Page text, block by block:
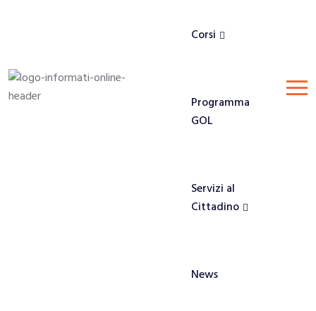
Corsi
Programma
GOL
Servizi al
Cittadino
News